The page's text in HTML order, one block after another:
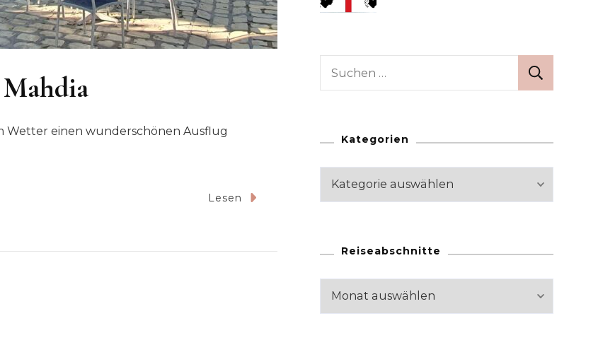
Mahdia
Wetter einen wunderschönen Ausflug
Lesen
Suchen
Kategorien
Kategorien
Reiseabschnitte
Reiseabschnitte